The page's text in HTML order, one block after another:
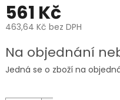
561 Kč
463,64 Kč bez DPH
cena:
Na objednání
Jedná se o zboží na